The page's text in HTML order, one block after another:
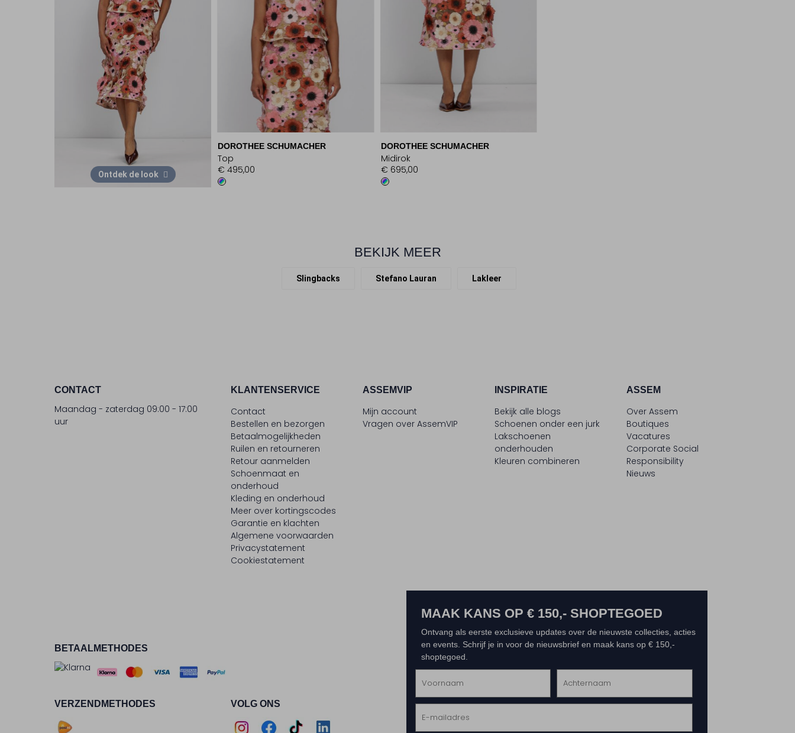
Ontdek de look
DOROTHEE SCHUMACHER
Top
€ 495,00
DOROTHEE SCHUMACHER
Midirok
€ 695,00
BEKIJK MEER
Slingbacks Stefano Lauran Lakleer
CONTACT
Maandag - zaterdag 09:00 - 17:00
uur
KLANTENSERVICE
Contact
Bestellen en bezorgen
Betaalmogelijkheden
Ruilen en retourneren
Retour aanmelden
Schoenmaat en
onderhoud
Kleding en onderhoud
Meer over kortingscodes
Garantie en klachten
Algemene voorwaarden
Privacystatement
Cookiestatement
ASSEMVIP
Mijn account
Vragen over AssemVIP
INSPIRATIE
Bekijk alle blogs
Schoenen onder een jurk
Lakschoenen
onderhouden
Kleuren combineren
ASSEM
Over Assem
Boutiques
Vacatures
Corporate Social
Responsibility
Nieuws
BETAALMETHODES
VERZENDMETHODES VOLG ONS
MAAK KANS OP € 150,- SHOPTEGOED
Ontvang als eerste exclusieve updates over de nieuwste collecties, acties
en events. Schrijf je in voor de nieuwsbrief en maak kans op € 150,-
shoptegoed.